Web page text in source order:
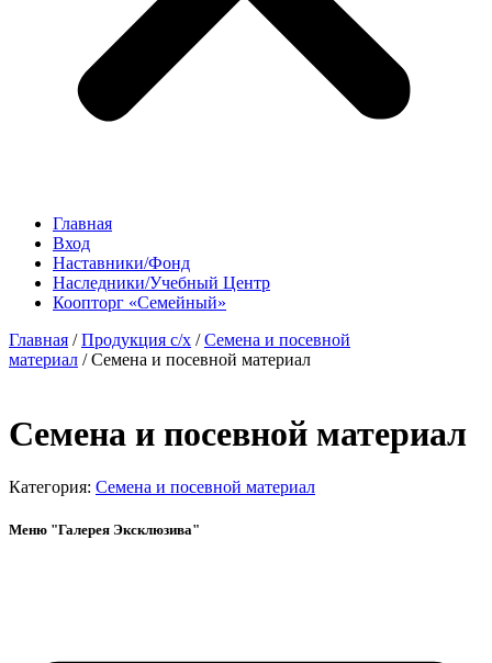
Главная
Вход
Наставники/Фонд
Наследники/Учебный Центр
Коопторг «Семейный»
Главная /Продукция с/х /Семена и посевной
материал / Семена и посевной материал
Семена и посевной материал
Категория: Семена и посевной материал
Меню "Галерея Эксклюзива"